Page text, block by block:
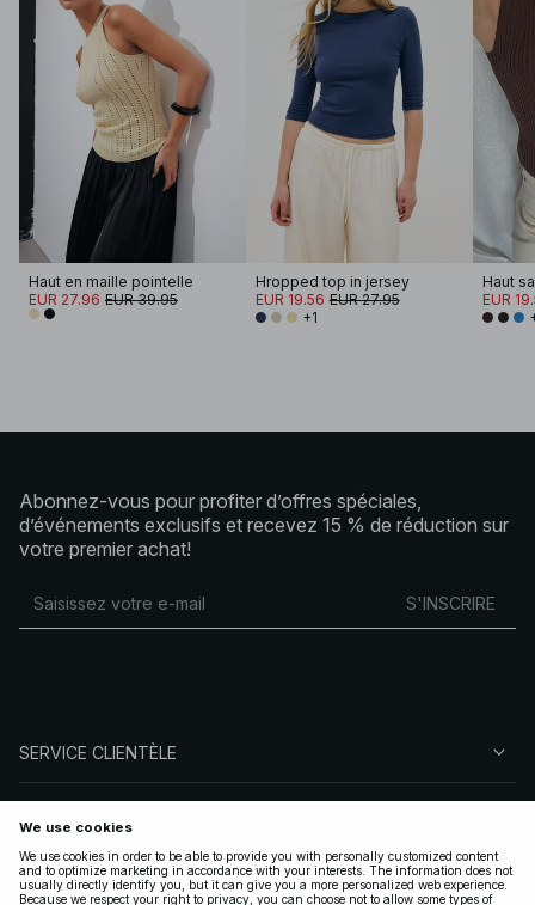
Haut en maille pointelle
EUR 27.96 EUR 39.95
Hropped top in jersey
EUR 19.56 EUR 27.95
+1
EUR
Abonnez-vous pour profiter d’offres spéciales,
d’événements exclusifs et recevez 15 % de réduction sur
votre premier achat!
S'INSCRIRE
SERVICE CLIENTÈLE
SUIVEZ-NOUS